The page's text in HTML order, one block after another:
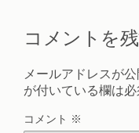
コメントを
メールアドレスが
が付いている欄は
コメント ※